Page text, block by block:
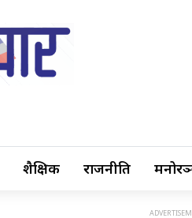
शैक्षिक राजनीति